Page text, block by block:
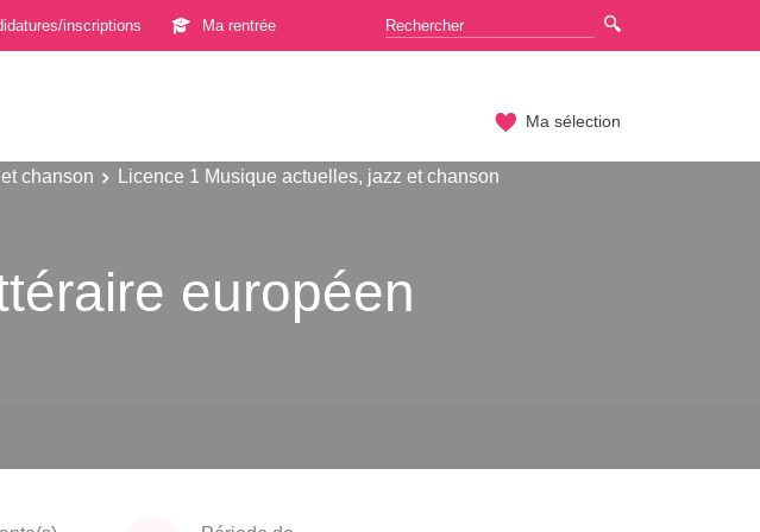
inscriptions Ma rentrée
Ma sélection
chanson
Licence 1 Musique actuelles, jazz et chanson
européen